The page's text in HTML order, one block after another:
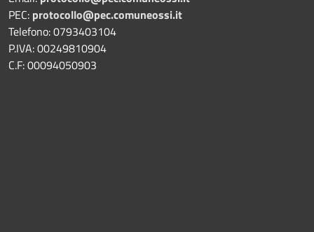
PEC: protocollo@pec.comuneossi.it
Telefono: 0793403104
P.IVA: 00249810904
C.F: 00094050903